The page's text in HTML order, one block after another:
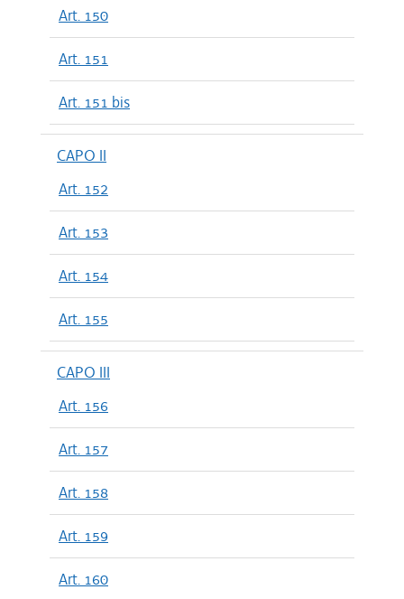
Art. 150
Art. 151
Art. 151 bis
CAPO II
Art. 152
Art. 153
Art. 154
Art. 155
CAPO III
Art. 156
Art. 157
Art. 158
Art. 159
Art. 160